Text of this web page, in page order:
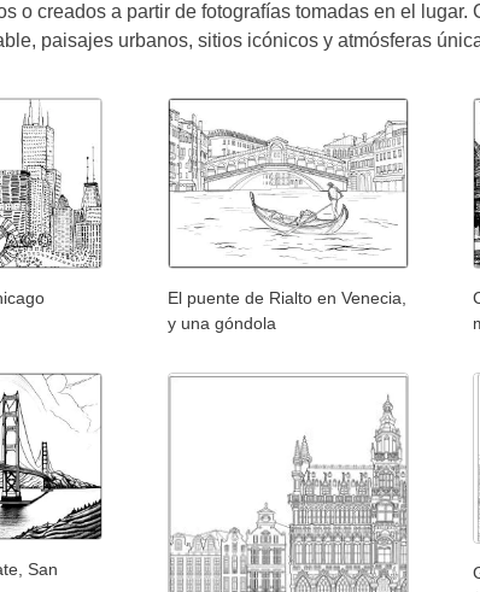
o creados a partir de fotografías tomadas en el
paisajes urbanos, sitios icónicos y atmósferas
El puente de Rialto en Venecia,
y una góndola
San